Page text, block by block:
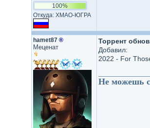
100%
Откуда: ХМАО-ЮГРА
hamet87 ®
Меценат
Торрент
Добавил:
2022 - For
Не можешь